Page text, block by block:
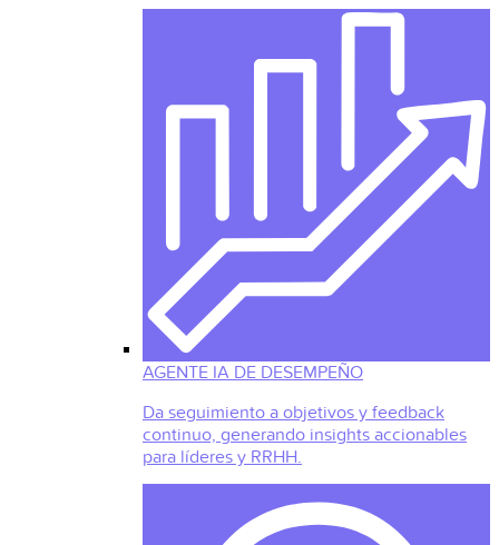
AGENTE IA DE DESEMPEÑO
Da seguimiento a objetivos y feedback
continuo, generando insights accionables
para líderes y RRHH.